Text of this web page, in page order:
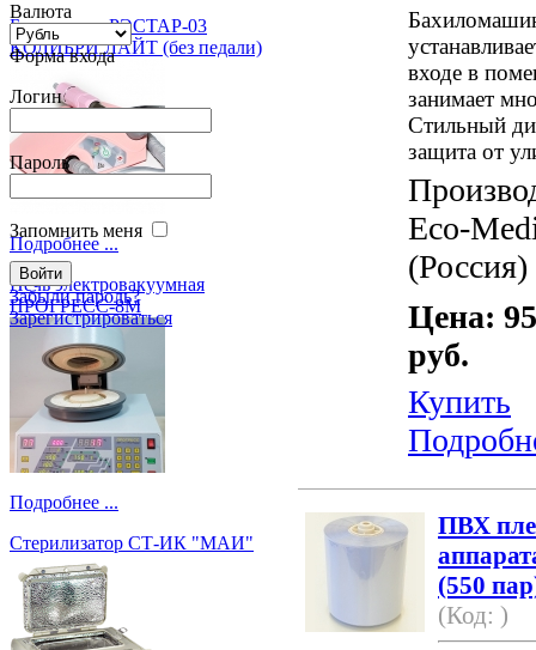
Бормашина РЭСТАР-03
КОЛИБРИ ЛАЙТ (без педали)
Подробнее ...
Печь электровакуумная
ПРОГРЕСС-8М
Подробнее ...
Стерилизатор СТ-ИК "МАИ"
Валюта
Форма входа
Логин
Пароль
Запомнить меня
Забыли пароль?
Зарегистрироваться
входе в
занимает
Стильный
защита от
Eco-
(Россия)
Цена:
руб.
Купить
ПВХ
(550
(Код: )